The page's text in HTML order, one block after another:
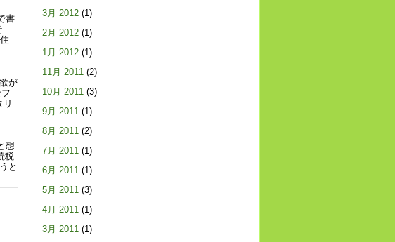
書
が
想
税
と
3月 2012 (1)
2月 2012 (1)
1月 2012 (1)
11月 2011 (2)
10月 2011 (3)
9月 2011 (1)
8月 2011 (2)
7月 2011 (1)
6月 2011 (1)
5月 2011 (3)
4月 2011 (1)
3月 2011 (1)